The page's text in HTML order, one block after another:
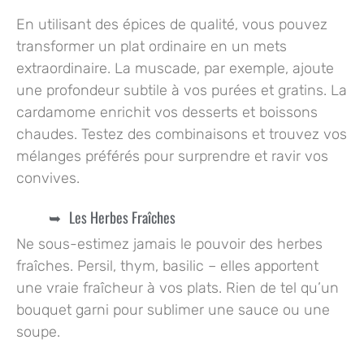
En utilisant des épices de qualité, vous pouvez
transformer un plat ordinaire en un mets
extraordinaire. La muscade, par exemple, ajoute
une profondeur subtile à vos purées et gratins. La
cardamome enrichit vos desserts et boissons
chaudes. Testez des combinaisons et trouvez vos
mélanges préférés pour surprendre et ravir vos
convives.
Les Herbes Fraîches
Ne sous-estimez jamais le pouvoir des herbes
fraîches. Persil, thym, basilic – elles apportent
une vraie fraîcheur à vos plats. Rien de tel qu’un
bouquet garni pour sublimer une sauce ou une
soupe.